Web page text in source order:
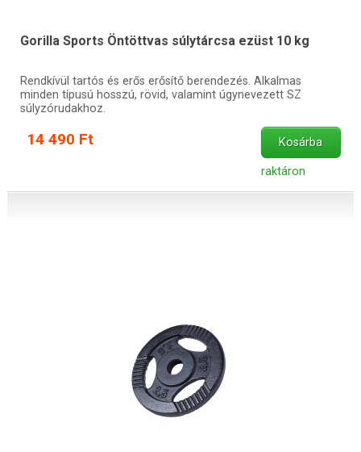
Gorilla Sports Öntöttvas súlytárcsa ezüst 10 kg
Rendkívül tartós és erős erősítő berendezés. Alkalmas
minden típusú hosszú, rövid, valamint úgynevezett SZ
súlyzórudakhoz.
14 490 Ft Kosárba
raktáron